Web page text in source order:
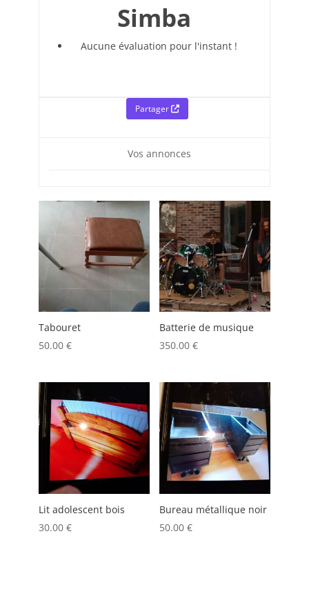
Simba
Aucune évaluation pour l'instant !
Partager
Vos annonces
Tabouret
50.00 €
Batterie de musique
350.00 €
Lit adolescent bois
30.00 €
Bureau métallique noir
50.00 €